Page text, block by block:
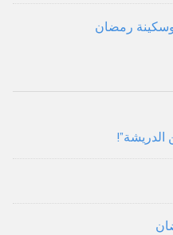
رمضان
الدريشة”!